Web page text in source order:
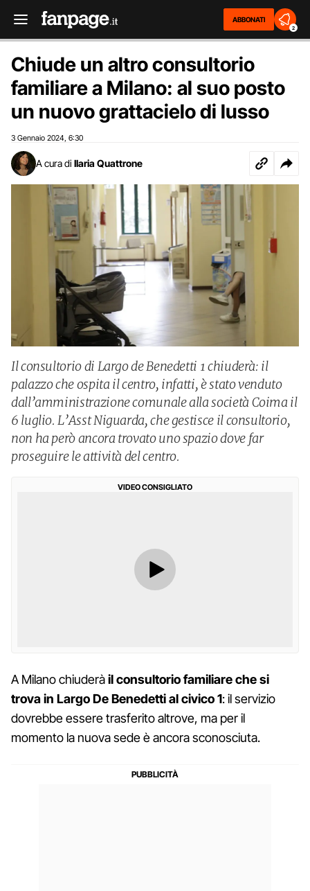
ABBONATI
2
Chiude un altro consultorio
familiare a Milano: al suo posto
un nuovo grattacielo di lusso
3 Gennaio 2024 6:30
A cura di Ilaria Quattrone
Il consultorio di Largo de Benedetti 1 chiuderà: il
palazzo che ospita il centro, infatti, è stato venduto
dall’amministrazione comunale alla società Coima il
6 luglio. L’Asst Niguarda, che gestisce il consultorio,
non ha però ancora trovato uno spazio dove far
proseguire le attività del centro.
VIDEO CONSIGLIATO
A Milano chiuderàil consultorio familiare che si
trova in Largo De Benedetti al civico 1: il servizio
dovrebbe essere trasferito altrove, ma per il
momento la nuova sede è ancora sconosciuta.